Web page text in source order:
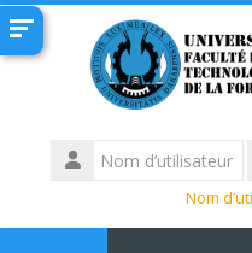
Passer au contenu principal
Nom
d’utilisateur
Nom